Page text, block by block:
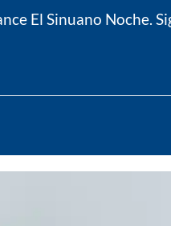
El Sinuano Noche.